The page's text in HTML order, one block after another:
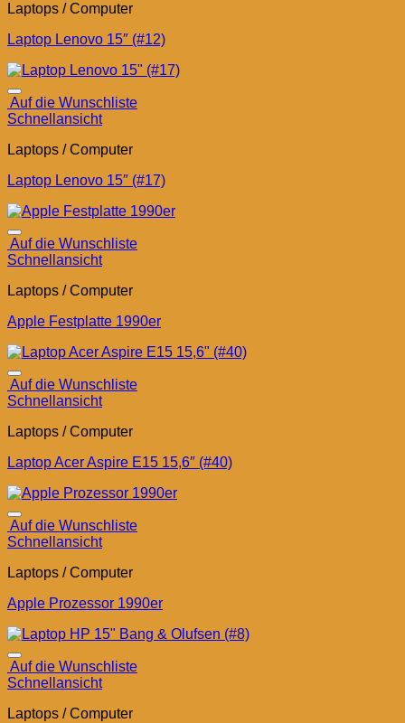
Laptops / Computer
Laptop Lenovo 15″ (#12)
Auf die Wunschliste
Schnellansicht
Laptops / Computer
Laptop Lenovo 15″ (#17)
Auf die Wunschliste
Schnellansicht
Laptops / Computer
Apple Festplatte 1990er
Auf die Wunschliste
Schnellansicht
Laptops / Computer
Laptop Acer Aspire E15 15,6″ (#40)
Auf die Wunschliste
Schnellansicht
Laptops / Computer
Apple Prozessor 1990er
Auf die Wunschliste
Schnellansicht
Laptops / Computer